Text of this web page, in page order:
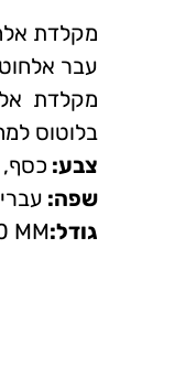
עבר
מקלדת
בלוטוס
צבע: כסף,
שפה:
גודל:MM